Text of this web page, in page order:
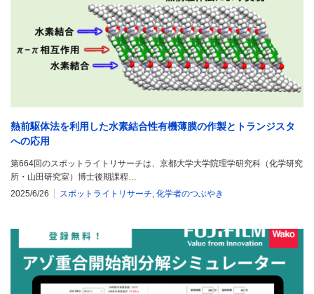
熱前駆体法を利用した水素結合性有機薄膜の作製とトランジスタ
への応用
第664回のスポットライトリサーチは、京都大学大学院理学研究科（化学研究
所・山田研究室）博士後期課程…
2025/6/26
スポットライトリサーチ, 化学者のつぶやき